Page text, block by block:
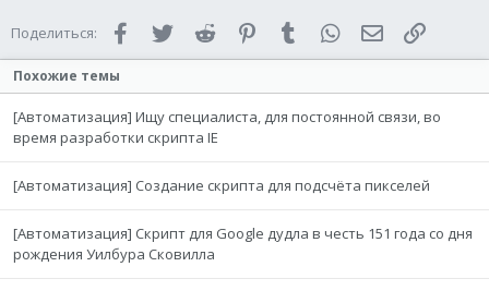
Поделиться: FacebookTwitter Reddit PinterestTumblr WhatsAppЭлектронная
Похожие темы
[Автоматизация] Ищу специалиста, для постоянной связи, во
время разработки скрипта IE
[Автоматизация] Создание скрипта для подсчёта пикселей
[Автоматизация] Скрипт для Google дудла в честь 151 года со дня
рождения Уилбура Сковилла